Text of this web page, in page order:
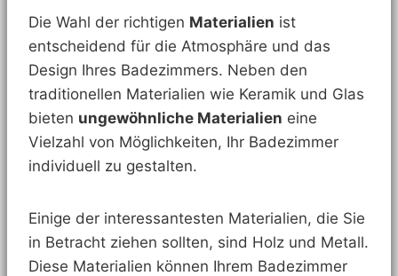
Die Wahl der richtigen Materialien ist
entscheidend für die Atmosphäre und das
Design Ihres Badezimmers. Neben den
traditionellen Materialien wie Keramik und Glas
bieten ungewöhnliche Materialien eine
Vielzahl von Möglichkeiten, Ihr Badezimmer
individuell zu gestalten.
Einige der interessantesten Materialien, die Sie
in Betracht ziehen sollten, sind Holz und Metall.
Diese Materialien können Ihrem Badezimmer